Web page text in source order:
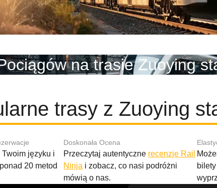
na trasie Zuoying
trasy z Zuoying
Twoim języku i
20 metod
Doskonała Ocena
Przeczytaj autentyczne recenzje Rail
Ninja i zobacz, co nasi podróżni
mówią o nas.